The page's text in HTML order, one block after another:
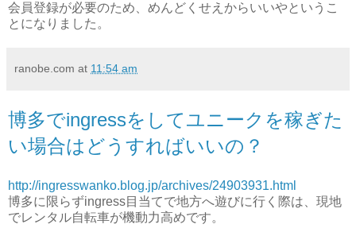
会員登録が必要のため、めんどくせえからいいやというこ
とになりました。
ranobe.com at 11:54 am
博多でingressをしてユニークを稼ぎた
い場合はどうすればいいの？
http://ingresswanko.blog.jp/archives/24903931.html
博多に限らずingress目当てで地方へ遊びに行く際は、現地
でレンタル自転車が機動力高めです。